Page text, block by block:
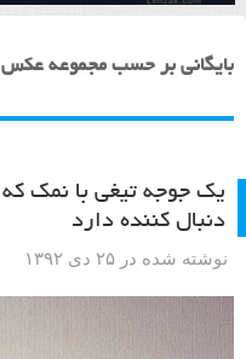
بایگانی بر حسب مجموعه عکس
دنبال کننده دارد
نوشته شده در ۲۵ دی ۱۳۹۲